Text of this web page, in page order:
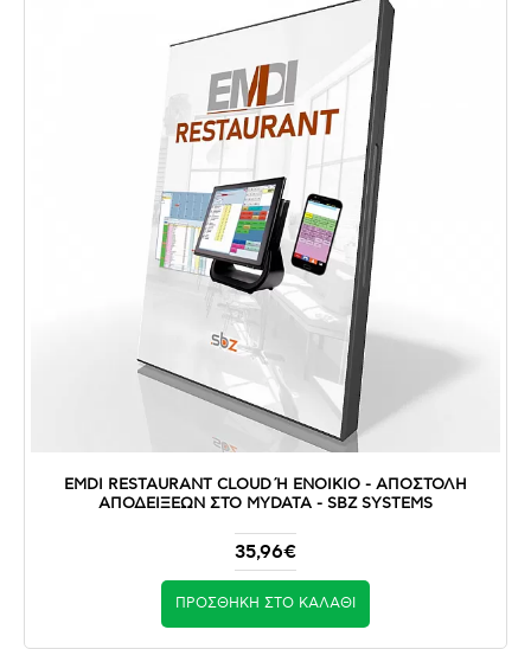
EMDI RESTAURANT CLOUD Ή ΕΝΟΙΚΙΟ - ΑΠΟΣΤΟΛΉ Α
ΠΟΔΕΊΞΕΩΝ ΣΤΟ MYDATA - SBZ SYSTEMS
35,96€
ΠΡΟΣΘΉΚΗ ΣΤΟ ΚΑΛΆΘΙ